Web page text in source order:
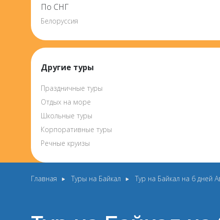
По СНГ
Белоруссия
Другие туры
Праздничные туры
Отдых на море
Школьные туры
Корпоративные туры
Речные круизы
Главная Туры на Байкал Тур на Байкал на 6 дней